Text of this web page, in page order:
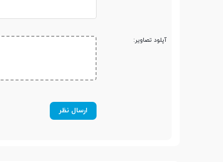
128 گیگابایت
NVMe
آپلود تصاویر: